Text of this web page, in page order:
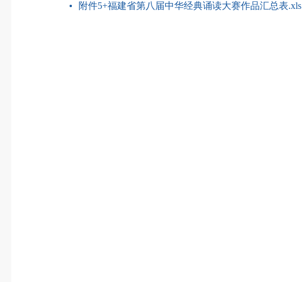
附件5+福建省第八届中华经典诵读大赛作品汇总表.xls